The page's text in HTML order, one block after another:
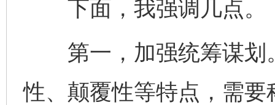
下面，我强调几点。
第一，加强统筹谋划
性、颠覆性等特点，需